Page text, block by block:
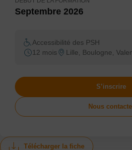
Télécharger la fiche
Septembre 2026
Accessibilité des PSH
12 mois
Lille, Boulogne,
S’inscrire
Nous